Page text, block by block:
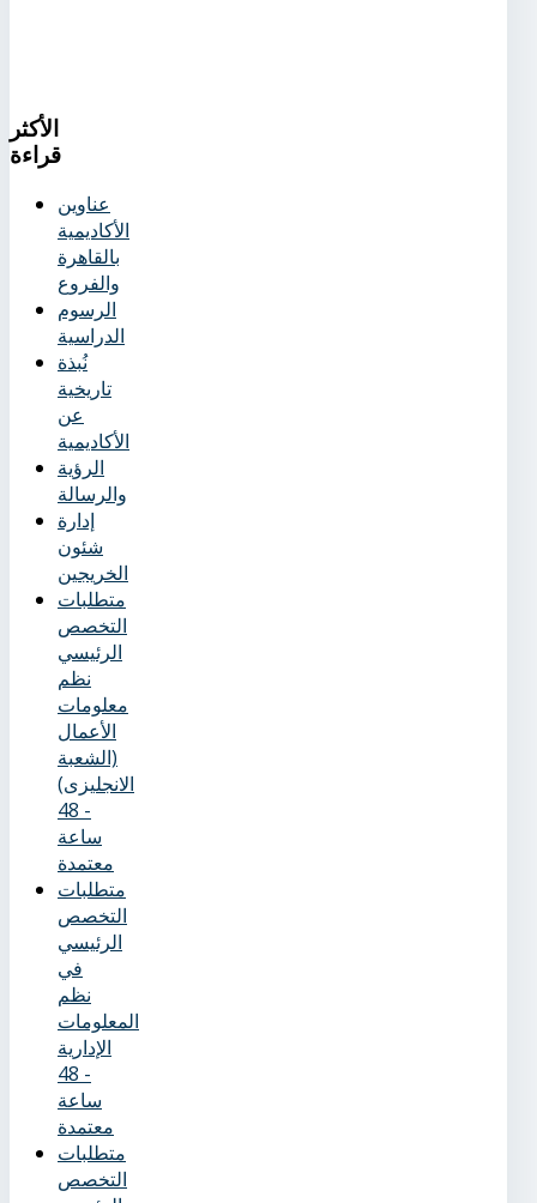
الأكثر
قراءة
عناوين
الأكاديمية
بالقاهرة
والفروع
الرسوم
الدراسية
نُبذة
تاريخية
عن
الأكاديمية
الرؤية
والرسالة
إدارة
شئون
الخريجين
متطلبات
التخصص
الرئيسي
نظم
معلومات
الأعمال
(الشعبة
الانجليزى)
- 48
ساعة
معتمدة
متطلبات
التخصص
الرئيسي
في
نظم
المعلومات
الإدارية
- 48
ساعة
معتمدة
متطلبات
التخصص